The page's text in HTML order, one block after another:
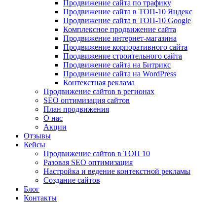
Продвижение сайта по трафику
Продвижение сайта в ТОП-10 Яндекс
Продвижение сайта в ТОП-10 Google
Комплексное продвижение сайта
Продвижение интернет-магазина
Продвижение корпоративного сайта
Продвижение строительного сайта
Продвижение сайта на Битрикс
Продвижение сайта на WordPress
Контекстная реклама
Продвижение сайтов в регионах
SEO оптимизация сайтов
План продвижения
О нас
Акции
Отзывы
Кейсы
Продвижение сайтов в ТОП 10
Разовая SEO оптимизация
Настройка и ведение контекстной рекламы
Создание сайтов
Блог
Контакты